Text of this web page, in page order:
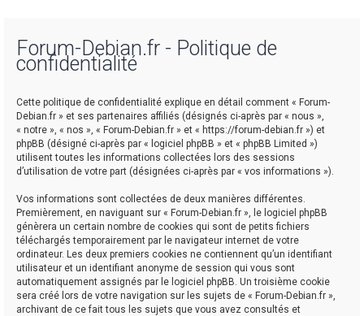
Forum-Debian.fr - Politique de
confidentialité
Cette politique de confidentialité explique en détail comment « Forum-
Debian.fr » et ses partenaires affiliés (désignés ci-après par « nous »,
« notre », « nos », « Forum-Debian.fr » et « https://forum-debian.fr ») et
phpBB (désigné ci-après par « logiciel phpBB » et « phpBB Limited »)
utilisent toutes les informations collectées lors des sessions
d’utilisation de votre part (désignées ci-après par « vos informations »).
Vos informations sont collectées de deux manières différentes.
Premièrement, en naviguant sur « Forum-Debian.fr », le logiciel phpBB
génèrera un certain nombre de cookies qui sont de petits fichiers
téléchargés temporairement par le navigateur internet de votre
ordinateur. Les deux premiers cookies ne contiennent qu’un identifiant
utilisateur et un identifiant anonyme de session qui vous sont
automatiquement assignés par le logiciel phpBB. Un troisième cookie
sera créé lors de votre navigation sur les sujets de « Forum-Debian.fr »,
archivant de ce fait tous les sujets que vous avez consultés et